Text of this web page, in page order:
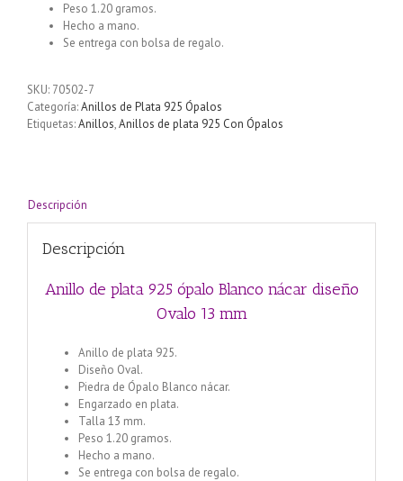
Peso 1.20 gramos.
Hecho a mano.
Se entrega con bolsa de regalo.
SKU: 70502-7
Categoría:Anillos de Plata 925 Ópalos
Etiquetas:Anillos,Anillos de plata 925 Con Ópalos
Descripción
Descripción
Anillo de plata 925 ópalo Blanco nácar diseño
Ovalo 13 mm
Anillo de plata 925.
Diseño Oval.
Piedra de Ópalo Blanco nácar.
Engarzado en plata.
Talla 13 mm.
Peso 1.20 gramos.
Hecho a mano.
Se entrega con bolsa de regalo.